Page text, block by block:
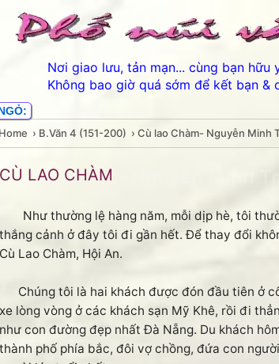
Nơi giao lưu, tản mạn... cùng bạn hữu
Không bao giờ quá sớm để kết bạn &
Home › B.Văn 4 (151-200) › Cù lao Chàm- Nguyễn Minh
Cù lao Chàm- Nguyễn Minh
CÙ LAO CHÀM
Như thường lệ hàng năm, mỗi dịp hè, tôi
thắng cảnh ở đây tôi đi gần hết. Để thay đổi
Cù Lao Chàm, Hội An.
Chúng tôi là hai khách được đón đầu tiên ở
xe lòng vòng ở các khách sạn Mỹ Khê, rồi đi
như con đường đẹp nhất Đà Nẵng. Du khách
thành phố phía bắc, đôi vợ chồng, đứa con